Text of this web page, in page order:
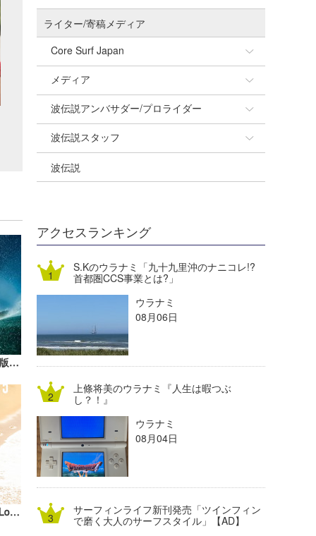
『ザ・サーファーズ・ジャーナル 日本版』8.6号（TSJ27.6）、3/15発売！【AD】
HONEY meets ISLAND CAFE -Sea of Love 5- 【AD】
ライター/寄稿メディア
Core Surf Japan
Naoya Kimoto
mitsuteru Kamio
Yasunari Inoue
Yoshiyuki Obata
DELTA FORCE SURF
熊谷素子
メディア
SURFMEDIA
Colors MAGAZINE
WAVAL
波伝説アンバサダー/プロライダー
福島寿実子
中浦“JET”章
進士剛光
植村未来
大野”MAR”修聖
喜納海人
波伝説スタッフ
☆加藤
Aichan
ECE
H
KID
KOBU
KY
MIN
mitz
OYZ
波伝説
アクセスランキング
S.Kのウラナミ「九十九里沖のナニコレ!?
首都圏CCS事業とは?」
ウラナミ
08月06日
上條将美のウラナミ『人生は暇つぶ
し？！』
ウラナミ
08月04日
サーフィンライフ新刊発売「ツインフィン
で磨く大人のサーフスタイル」【AD】